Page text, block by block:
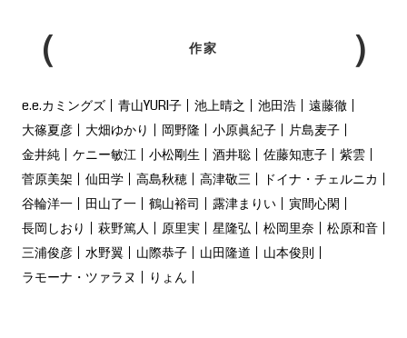
作家
e.e.カミングズ 青山YURI子 池上晴之 池田浩
遠藤徹
大篠夏彦
大畑ゆかり 岡野隆 小原眞紀子
片島麦子
金井純
ケニー敏江 小松剛生 酒井聡 佐藤知恵子
紫雲
菅原美架
仙田学 高島秋穂 高津敬三
ドイナ・チェルニカ
谷輪洋一
田山了一 鶴山裕司 露津まりい
寅間心閑
長岡しおり
萩野篤人 原里実 星隆弘 松岡里奈
松原和音
三浦俊彦
水野翼 山際恭子 山田隆道
山本俊則
ラモーナ・ツァラヌ
りょん